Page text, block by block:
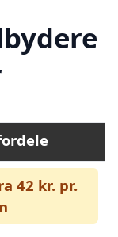
42 kr. pr.